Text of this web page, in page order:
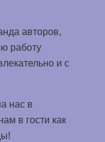
авторов,
работу
и с
нас в
в гости как